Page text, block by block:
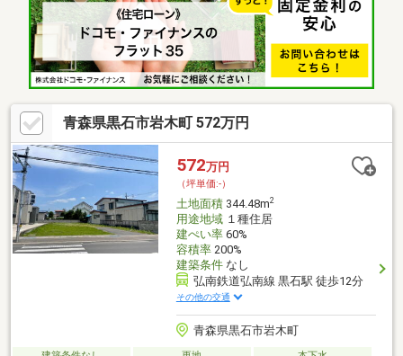
青森県黒石市岩木町 572万円
572万円
（坪単価:-）
土地面積344.48m2
用途地域１種住居
建ぺい率60%
容積率200%
建築条件なし
弘南鉄道弘南線 黒石駅 徒歩12分
その他の交通
青森県黒石市岩木町